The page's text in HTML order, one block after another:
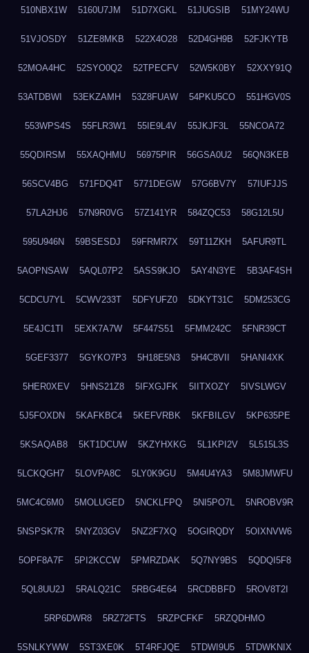
510NBX1W 5160U7JM 51D7XGKL 51JUGSIB 51MY24WU
51VJOSDY 51ZE8MKB 522X4O28 52D4GH9B 52FJKYTB
52MOA4HC 52SYO0Q2 52TPECFV 52W5K0BY 52XXY91Q
53ATDBWI 53EKZAMH 53Z8FUAW 54PKU5CO 551HGV0S
553WPS4S 55FLR3W1 55IE9L4V 55JKJF3L 55NCOA72
55QDIRSM 55XAQHMU 56975PIR 56GSA0U2 56QN3KEB
56SCV4BG 571FDQ4T 5771DEGW 57G6BV7Y 57IUFJJS
57LA2HJ6 57N9R0VG 57Z141YR 584ZQC53 58G12L5U
595U946N 59BSESDJ 59FRMR7X 59T11ZKH 5AFUR9TL
5AOPNSAW 5AQL07P2 5ASS9KJO 5AY4N3YE 5B3AF4SH
5CDCU7YL 5CWV233T 5DFYUFZ0 5DKYT31C 5DM253CG
5E4JC1TI 5EXK7A7W 5F447S51 5FMM242C 5FNR39CT
5GEF3377 5GYKO7P3 5H18E5N3 5H4C8VII 5HANI4XK
5HER0XEV 5HNS21Z8 5IFXGJFK 5IITXOZY 5IVSLWGV
5J5FOXDN 5KAFKBC4 5KEFVRBK 5KFBILGV 5KP635PE
5KSAQAB8 5KT1DCUW 5KZYHXKG 5L1KPI2V 5L515L3S
5LCKQGH7 5LOVPA8C 5LY0K9GU 5M4U4YA3 5M8JMWFU
5MC4C6M0 5MOLUGED 5NCKLFPQ 5NI5PO7L 5NROBV9R
5NSPSK7R 5NYZ03GV 5NZ2F7XQ 5OGIRQDY 5OIXNVW6
5OPF8A7F 5PI2KCCW 5PMRZDAK 5Q7NY9BS 5QDQI5F8
5QL8UU2J 5RALQ21C 5RBG4E64 5RCDBBFD 5ROV8T2I
5RP6DWR8 5RZ72FTS 5RZPCFKF 5RZQDHMO
5SNLKYWW 5ST3XE0K 5T4RFJQE 5TDWI9U5 5TDWKNIX